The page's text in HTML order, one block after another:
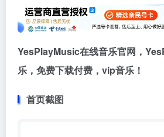
YesPlayMusic在线音乐官网，
乐，免费下载付费，vip音乐！
首页截图